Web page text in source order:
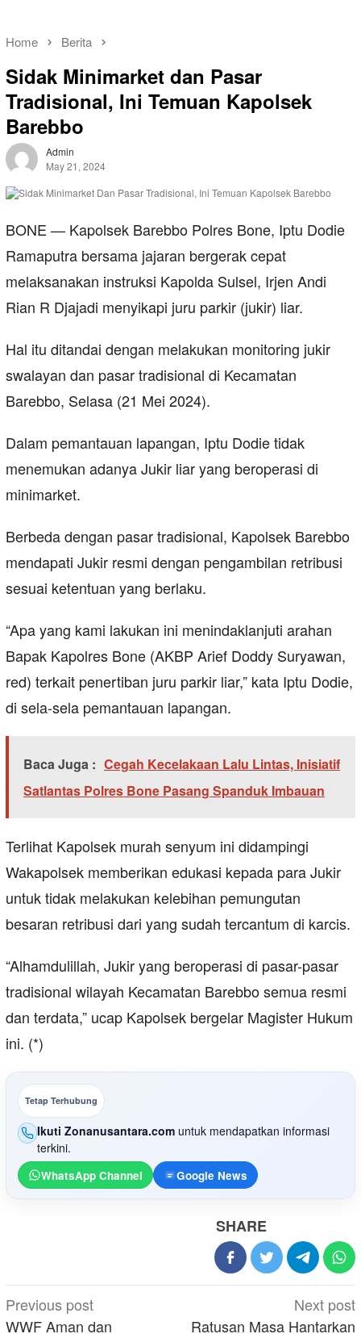
Home Berita
Sidak Minimarket dan Pasar
Tradisional, Ini Temuan Kapolsek
Barebbo
Admin
May 21, 2024
BONE — Kapolsek Barebbo Polres Bone, Iptu Dodie
Ramaputra bersama jajaran bergerak cepat
melaksanakan instruksi Kapolda Sulsel, Irjen Andi
Rian R Djajadi menyikapi juru parkir (jukir) liar.
Hal itu ditandai dengan melakukan monitoring jukir
swalayan dan pasar tradisional di Kecamatan
Barebbo, Selasa (21 Mei 2024).
Dalam pemantauan lapangan, Iptu Dodie tidak
menemukan adanya Jukir liar yang beroperasi di
minimarket.
Berbeda dengan pasar tradisional, Kapolsek Barebbo
mendapati Jukir resmi dengan pengambilan retribusi
sesuai ketentuan yang berlaku.
“Apa yang kami lakukan ini menindaklanjuti arahan
Bapak Kapolres Bone (AKBP Arief Doddy Suryawan,
red) terkait penertiban juru parkir liar,” kata Iptu Dodie,
di sela-sela pemantauan lapangan.
Baca Juga : Cegah Kecelakaan Lalu Lintas, Inisiatif
Satlantas Polres Bone Pasang Spanduk Imbauan
Terlihat Kapolsek murah senyum ini didampingi
Wakapolsek memberikan edukasi kepada para Jukir
untuk tidak melakukan kelebihan pemungutan
besaran retribusi dari yang sudah tercantum di karcis.
“Alhamdulillah, Jukir yang beroperasi di pasar-pasar
tradisional wilayah Kecamatan Barebbo semua resmi
dan terdata,” ucap Kapolsek bergelar Magister Hukum
ini. (*)
Tetap Terhubung
Ikuti Zonanusantara.com untuk mendapatkan informasi
terkini.
WhatsApp Channel Google News
SHARE
Post
navigation
Previous post
WWF Aman dan
Next post
Ratusan Masa Hantarkan